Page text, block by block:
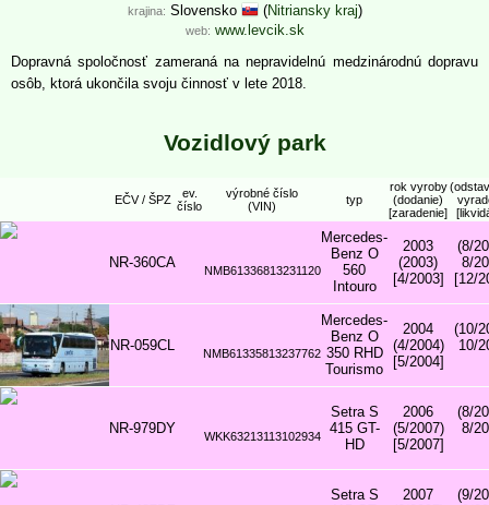
krajina: Slovensko (Nitriansky kraj)
web: www.levcik.sk
Dopravná spoločnosť zameraná na nepravidelnú medzinárodnú dopravu
osôb, ktorá ukončila svoju činnosť v lete 2018.
Vozidlový park
EČV / ŠPZ
ev.
číslo
výrobné číslo
(VIN)
typ
rok vyroby
(dodanie)
[zaradenie]
NR-360CA NMB61336813231120
Mercedes-
Benz O
560
Intouro
2003
(2003)
[4/2003]
(8/
8/
[12/
NR-059CL NMB61335813237762
Mercedes-
Benz O
350 RHD
Tourismo
2004
(4/2004)
[5/2004]
(10/
10/
NR-979DY WKK63213113102934
Setra S
415 GT-
HD
2006
(5/2007)
[5/2007]
(8/
8/
Setra S
2007
(9/